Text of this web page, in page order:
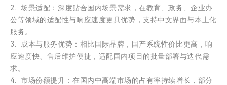
2. 场景适配：深度贴合国内场景需求，在教育、政务、企业办
公等领域的适配性与响应速度更具优势，支持中文界面与本土化
服务。
3. 成本与服务优势：相比国际品牌，国产系统性价比更高，响
应速度快、售后维护便捷，适配国内项目的批量部署与迭代需
求。
4. 市场份额提升：在国内中高端市场的占有率持续增长，部分